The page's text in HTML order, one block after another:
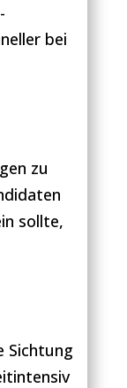
bei
zu
sollte,
Sichtung